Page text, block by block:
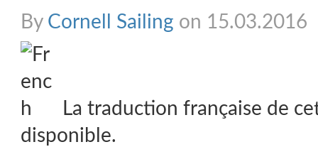
By Cornell Sailing on 15.03.2016
La traduction française de
disponible.